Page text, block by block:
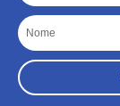
Nome